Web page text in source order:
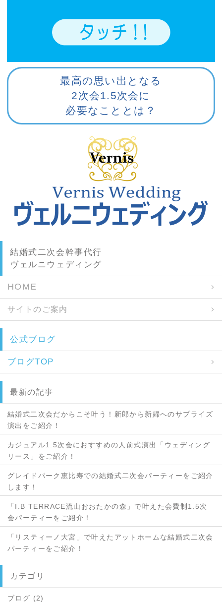
最高の思い出となる
2次会1.5次会に
必要なこととは？
結婚式二次会幹事代行
ヴェルニウェディング
HOME
サイトのご案内
公式ブログ
ブログTOP
最新の記事
結婚式二次会だからこそ叶う！新郎から新婦へのサプライズ
演出をご紹介！
カジュアル1.5次会におすすめの人前式演出「ウェディング
リース」をご紹介！
グレイドパーク恵比寿での結婚式二次会パーティーをご紹介
します！
「I.B TERRACE流山おおたかの森」で叶えた会費制1.5次
会パーティーをご紹介！
「リスティーノ大宮」で叶えたアットホームな結婚式二次会
パーティーをご紹介！
カテゴリ
ブログ (2)